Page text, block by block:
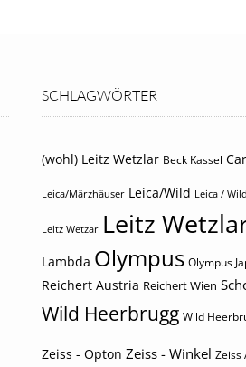
SCHLAGWÖRTER
(wohl) Leitz Wetzlar Beck Kassel
Leica/Märzhäuser Leica/Wild Leica / Wild
Leitz Wetzar Leitz
Lambda Olympus Olympus
Reichert Austria Reichert Wien
Wild Heerbrugg Wild
Zeiss - Opton Zeiss - Winkel Zeiss